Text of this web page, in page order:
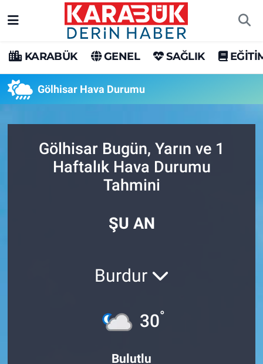
KARABÜK GENEL SAĞLIK
Gölhisar Hava Durumu
Gölhisar Bugün, Yarın ve 1
Haftalık Hava Durumu
Tahmini
ŞU AN
Burdur
30°
Bulutlu
Karabük Hava Durumu
Karabük Trafik Yoğunluk Haritası
Tüm Manşetler
Son Dakika Haberleri